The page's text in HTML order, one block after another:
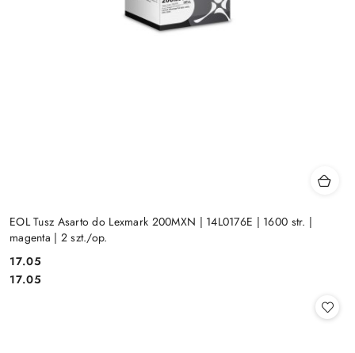
EOL Tusz Asarto do Lexmark 200MXN | 14L0176E | 1600 str. |
magenta | 2 szt./op.
Cena:
17.05
Cena:
17.05